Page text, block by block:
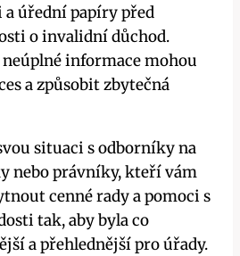
úřední papíry před
o invalidní důchod.
neúplné informace mohou
a způsobit zbytečná
situaci s odborníky na
nebo právníky, kteří vám
cenné rady a pomoci s
tak, aby byla co
a přehlednější pro úřady.